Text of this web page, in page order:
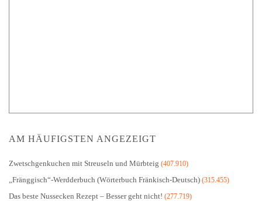
AM HÄUFIGSTEN ANGEZEIGT
Zwetschgenkuchen mit Streuseln und Mürbteig (407.910)
„Fränggisch“-Werdderbuch (Wörterbuch Fränkisch-Deutsch) (315.455)
Das beste Nussecken Rezept – Besser geht nicht! (277.719)